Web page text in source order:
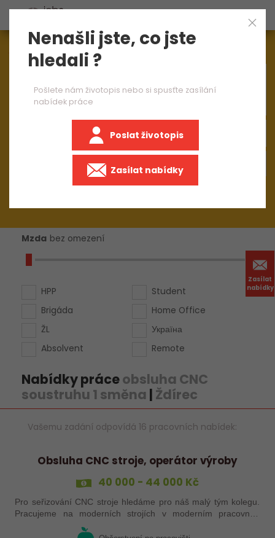
Zasílat
nabídky
Aktuálně1544nabídek práce
Mzda bez omezení
HPP
Brigáda
ŽL
Absolvent
Student
Home Office
Україна
Remote
Nabídky práceobsluha CNC
soustruhu 1 směna | Ždírec
Vašemu zadání odpovídá 16 pracovních nabídek:
Obsluha CNC stroje, operátor výroby
40 000 - 44 000 Kč
Pro seřizování CNC stroje hledáme pro náš malý tým kolegu.
Pracujeme na moderních strojích v moderním pracovním
prostředí. Pracovistě 5 km od Jihlavy.
Nenašli jste, co jste
hledali ?
Pošlete nám životopis nebo si spusťte zasílání
nabídek práce
Poslat životopis
Zasílat nabídky